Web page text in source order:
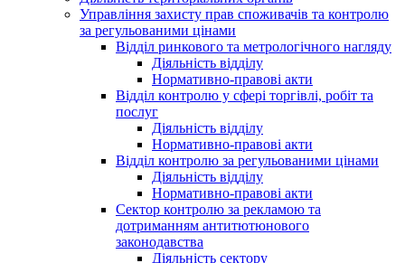
Управління захисту прав споживачів та контролю
за регульованими цінами
Відділ ринкового та метрологічного нагляду
Діяльність відділу
Нормативно-правові акти
Відділ контролю у сфері торгівлі, робіт та
послуг
Діяльність відділу
Нормативно-правові акти
Відділ контролю за регульованими цінами
Діяльність відділу
Нормативно-правові акти
Сектор контролю за рекламою та
дотриманням антитютюнового
законодавства
Діяльність сектору